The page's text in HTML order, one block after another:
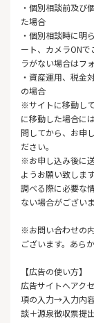
・個別相談前及び
た場合
・個別相談時に明
ート、カメラON
ラがない場合はフ
・資産運用、税金
の場合
※サイトに移動し
に移動した場合に
問してから、お申
ださい。
※お申し込み後に
ようお願い致しま
調べる際に必要な
ない場合がござい
※お問い合わせの
ございます。あら
【広告の使い方】
広告サイトへアク
項の入力→入力内
談＋源泉徴収票提